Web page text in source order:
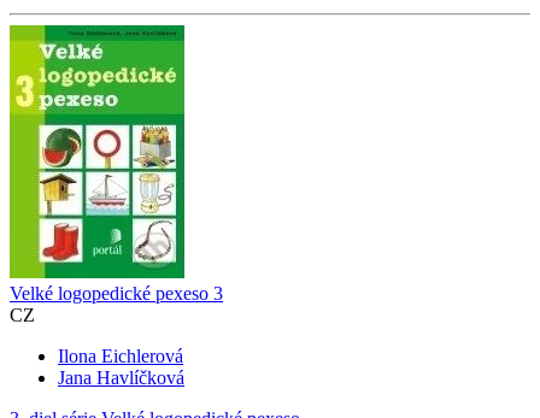
Velké logopedické pexeso 3
CZ
Ilona Eichlerová
Jana Havlíčková